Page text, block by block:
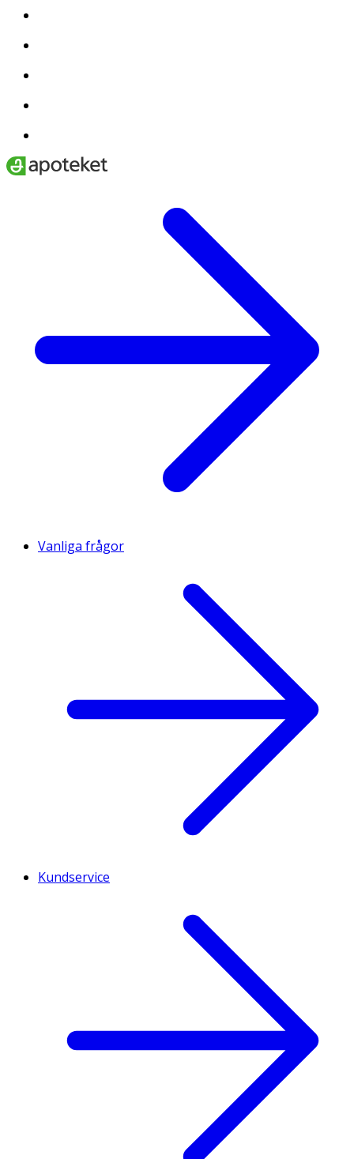
Vanliga frågor
Kundservice